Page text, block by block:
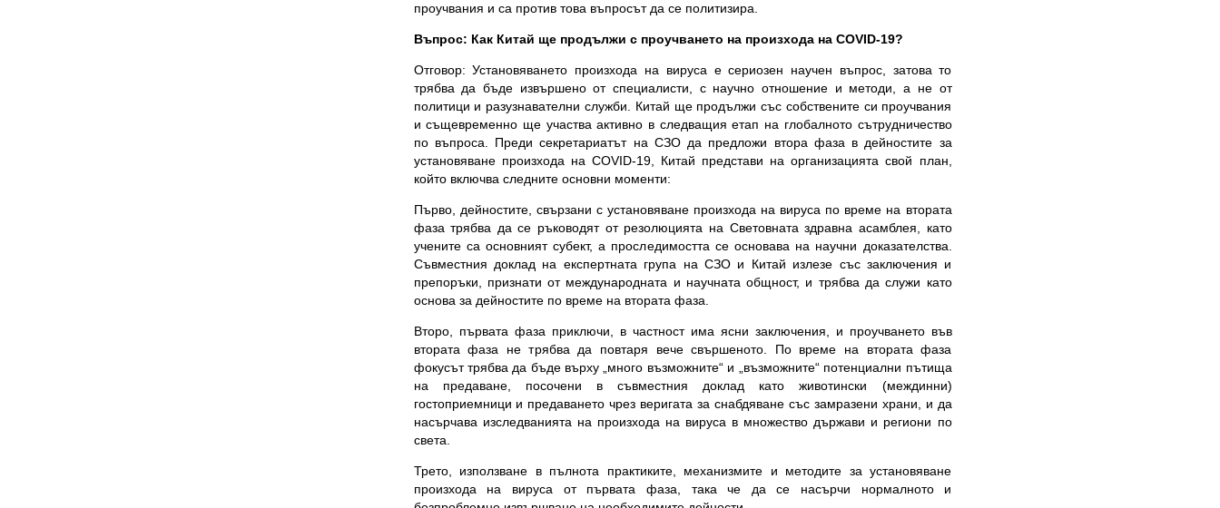
проучвания и са против това въпросът да се политизира.
Въпрос: Как Китай ще продължи с проучването на произхода на COVID-19?
Отговор: Установяването произхода на вируса е сериозен научен въпрос, затова то
трябва да бъде извършено от специалисти, с научно отношение и методи, а не от
политици и разузнавателни служби. Китай ще продължи със собствените си проучвания
и същевременно ще участва активно в следващия етап на глобалното сътрудничество
по въпроса. Преди секретариатът на СЗО да предложи втора фаза в дейностите за
установяване произхода на COVID-19, Китай представи на организацията свой план,
който включва следните основни моменти:
Първо, дейностите, свързани с установяване произхода на вируса по време на втората
фаза трябва да се ръководят от резолюцията на Световната здравна асамблея, като
учените са основният субект, а проследимостта се основава на научни доказателства.
Съвместния доклад на експертната група на СЗО и Китай излезе със заключения и
препоръки, признати от международната и научната общност, и трябва да служи като
основа за дейностите по време на втората фаза.
Второ, първата фаза приключи, в частност има ясни заключения, и проучването във
втората фаза не трябва да повтаря вече свършеното. По време на втората фаза
фокусът трябва да бъде върху „много възможните“ и „възможните“ потенциални пътища
на предаване, посочени в съвместния доклад като животински (междинни)
гостоприемници и предаването чрез веригата за снабдяване със замразени храни, и да
насърчава изследванията на произхода на вируса в множество държави и региони по
света.
Трето, използване в пълнота практиките, механизмите и методите за установяване
произхода на вируса от първата фаза, така че да се насърчи нормалното и